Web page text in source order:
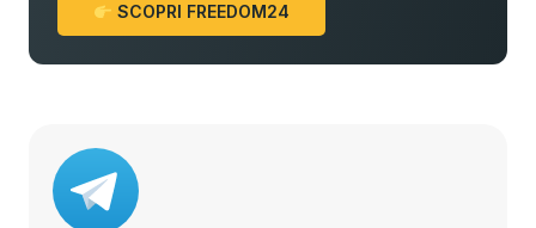
SCOPRI FREEDOM24